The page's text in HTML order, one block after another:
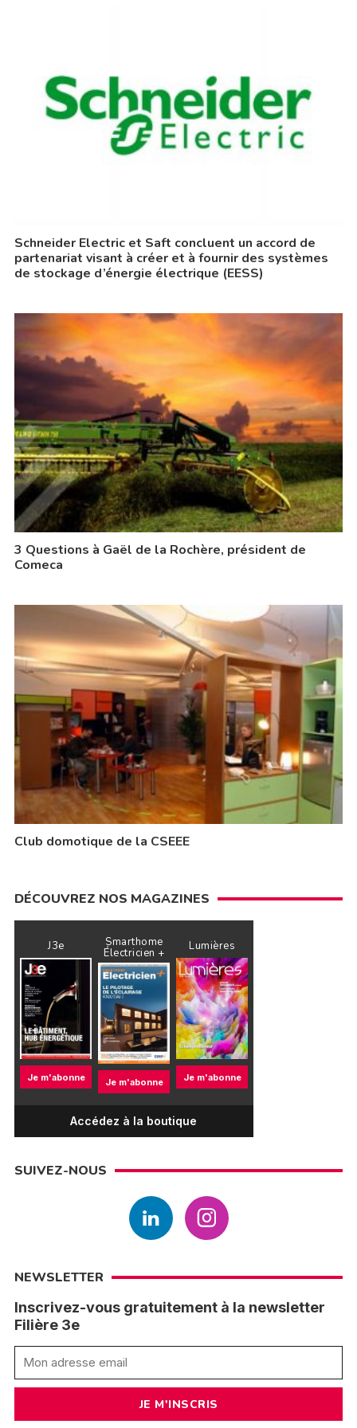
Schneider Electric et Saft concluent un accord de
partenariat visant à créer et à fournir des systèmes
de stockage d’énergie électrique (EESS)
3 Questions à Gaël de la Rochère, président de
Comeca
Club domotique de la CSEEE
DÉCOUVREZ NOS MAGAZINES
J3e
Je m'abonne
Smarthome
Électricien +
Je m'abonne
Lumières
Je m'abonne
Accédez à la boutique
SUIVEZ-NOUS
NEWSLETTER
Inscrivez-vous gratuitement à la newsletter
Filière 3e